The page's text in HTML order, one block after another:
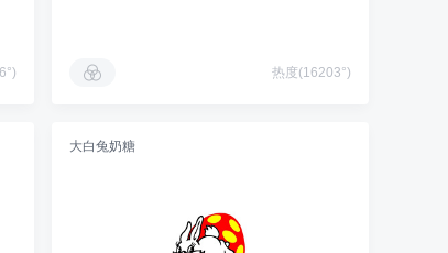
热度(16203°)
大白兔奶糖